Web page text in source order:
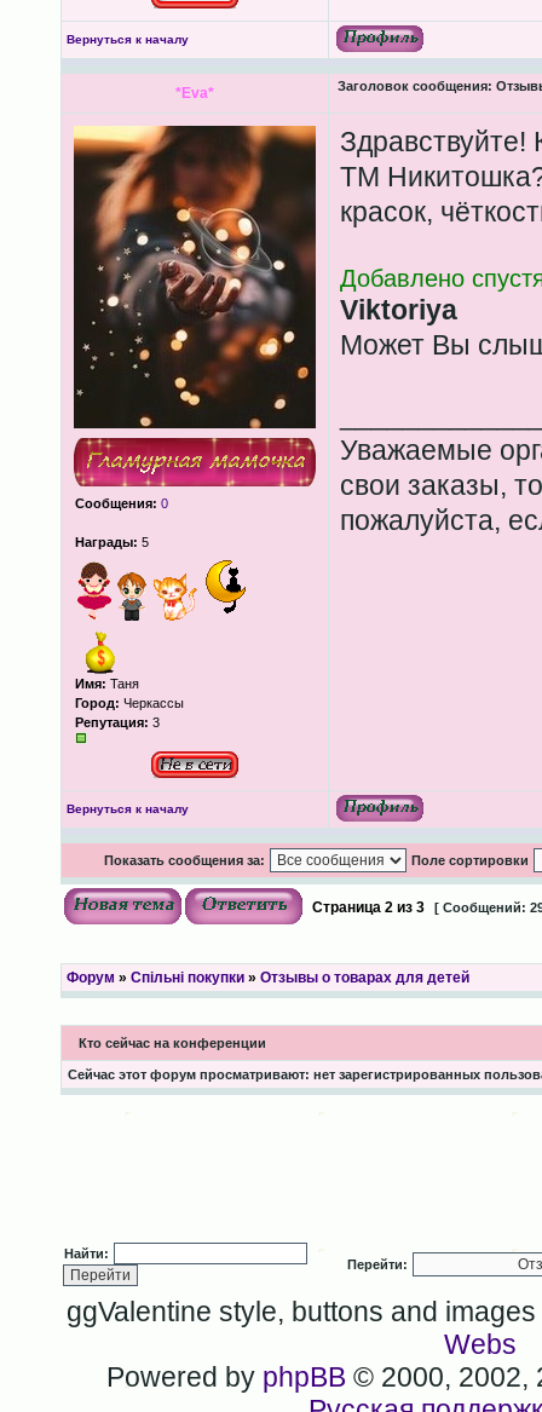
Вернуться к началу
*Eva* Заголовок сообщения:
Сообщения: 0
Награды: 5
Имя: Таня
Город: Черкассы
Репутация: 3
Здравствуйте!
ТМ
красок,
Добавлено
Viktoriya
Может Вы
Уважаемые
свои заказы,
пожалуйста,
Вернуться к началу
Показать сообщения за: Поле сортировки
Страница 2из 3 [ Сообщений:
Форум » Спільні покупки» Отзывы о товарах для детей
Кто сейчас на конференции
Сейчас этот форум просматривают: нет зарегистрированных
Найти:
Перейти:
ggValentine style, buttons and
Webs
Powered by phpBB © 2000, 2002,